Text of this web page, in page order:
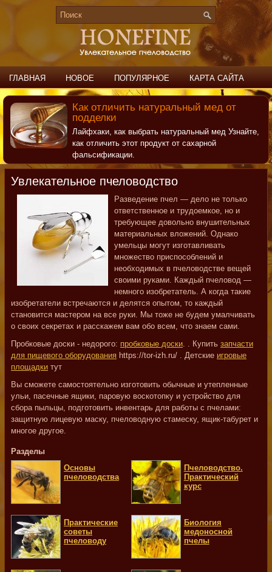
ГЛАВНАЯ НОВОЕ ПОПУЛЯРНОЕ КАРТА САЙТА
ПОИСК КОНТАКТЫ
Как отличить натуральный мед от
подделки
Лайфхаки, как выбрать натуральный мед Узнайте,
как отличить этот продукт от сахарной
фальсификации.
Увлекательное пчеловодство
Разведение пчел — дело не только
ответственное и трудоемкое, но и
требующее довольно внушительных
материальных вложений. Однако
умельцы могут изготавливать
множество приспособлений и
необходимых в пчеловодстве вещей
своими руками. Каждый пчеловод —
немного изобретатель. А когда такие
изобретатели встречаются и делятся опытом, то каждый
становится мастером на все руки. Мы тоже не будем умалчивать
о своих секретах и расскажем вам обо всем, что знаем сами.
Пробковые доски - недорого: пробковые доски. . Купить запчасти
для пищевого оборудования https://tor-izh.ru/ . Детские игровые
площадки тут
Вы сможете самостоятельно изготовить обычные и утепленные
ульи, пасечные ящики, паровую воскотопку и устройство для
сбора пыльцы, подготовить инвентарь для работы с пчелами:
защитную лицевую маску, пчеловодную стамеску, ящик-табурет и
многое другое.
Разделы
Основы
пчеловодства
Пчеловодство.
Практический
курс
Практические
советы
пчеловоду
Биология
медоносной
пчелы